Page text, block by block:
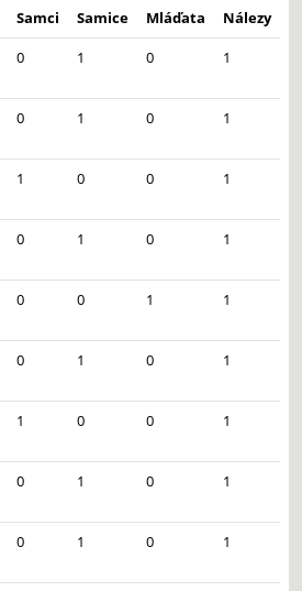
Phylloneta impressa -Samci: 1×
Diaea dorsata -
Samci Samice Mláďata
Nálezy
0 1 0 1
0 1 0 1
1 0 0 1
0 1 0 1
0 0 1 1
0 1 0 1
1 0 0 1
0 1 0 1
0 1 0 1